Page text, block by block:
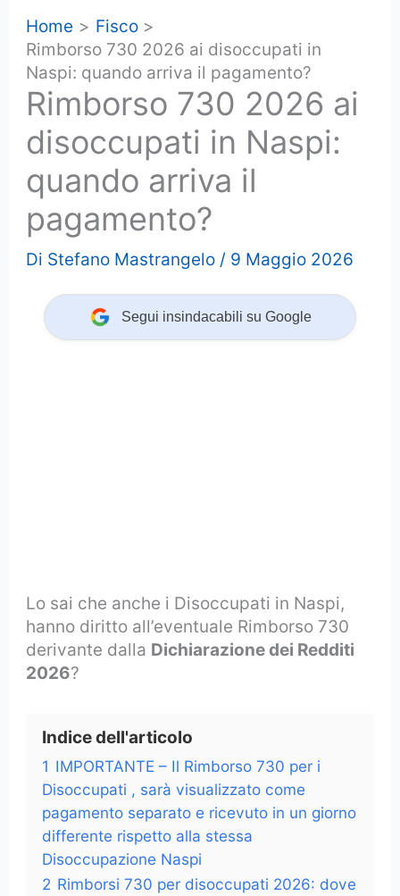
Home
Fisco
Rimborso 730 2026 ai disoccupati in
Naspi: quando arriva il pagamento?
Rimborso 730 2026 ai
disoccupati in Naspi:
quando arriva il
pagamento?
Di Stefano Mastrangelo / 9 Maggio 2026
Segui insindacabili su Google
Lo sai che anche i Disoccupati in Naspi,
hanno diritto all’eventuale Rimborso 730
derivante dalla Dichiarazione dei Redditi
2026?
Indice dell'articolo
1 IMPORTANTE – Il Rimborso 730 per i
Disoccupati , sarà visualizzato come
pagamento separato e ricevuto in un giorno
differente rispetto alla stessa
Disoccupazione Naspi
2 Rimborsi 730 per disoccupati 2026: dove